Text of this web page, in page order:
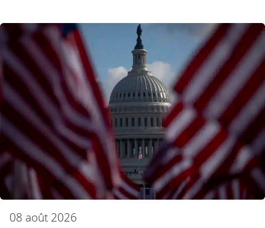
08 août 2026